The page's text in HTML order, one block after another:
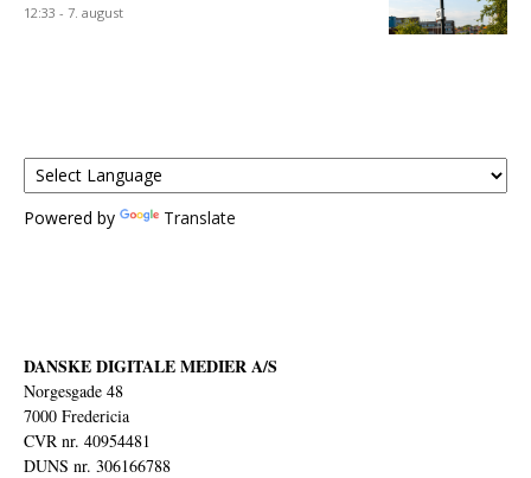
12:33 - 7. august
Powered by Translate
DANSKE DIGITALE MEDIER A/S
Norgesgade 48
7000 Fredericia
CVR nr. 40954481
DUNS nr. 306166788